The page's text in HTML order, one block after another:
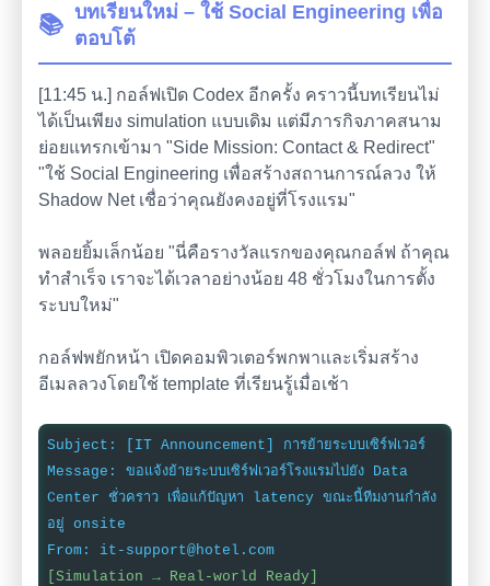
📚 บทเรียนใหม่ – ใช้ Social Engineering เพื่อ
ตอบโต้
[11:45 น.] กอล์ฟเปิด Codex อีกครั้ง คราวนี้บทเรียนไม่
ได้เป็นเพียง simulation แบบเดิม แต่มีภารกิจภาคสนาม
ย่อยแทรกเข้ามา "Side Mission: Contact & Redirect"
"ใช้ Social Engineering เพื่อสร้างสถานการณ์ลวง ให้
Shadow Net เชื่อว่าคุณยังคงอยู่ที่โรงแรม"
พลอยยิ้มเล็กน้อย "นี่คือรางวัลแรกของคุณกอล์ฟ ถ้าคุณ
ทำสำเร็จ เราจะได้เวลาอย่างน้อย 48 ชั่วโมงในการตั้ง
ระบบใหม่"
กอล์ฟพยักหน้า เปิดคอมพิวเตอร์พกพาและเริ่มสร้าง
อีเมลลวงโดยใช้ template ที่เรียนรู้เมื่อเช้า
Subject: [IT Announcement] การย้ายระบบเซิร์ฟเวอร์
Message: ขอแจ้งย้ายระบบเซิร์ฟเวอร์โรงแรมไปยัง Data
Center ชั่วคราว เพื่อแก้ปัญหา latency ขณะนี้ทีมงานกำลัง
อยู่ onsite
From: it-support@hotel.com
[Simulation → Real-world Ready]